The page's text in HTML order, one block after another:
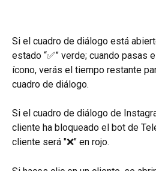
Si el cuadro de diálogo está
estado “✅” verde; cuando pasas
ícono, verás el tiempo restante
cuadro de diálogo.
Si el cuadro de diálogo de
cliente ha bloqueado el bot de
cliente será "❌" en rojo.